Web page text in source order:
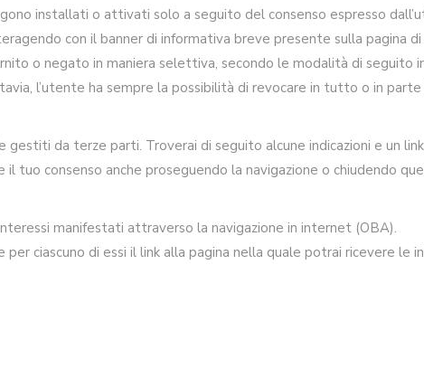
installati o attivati solo a seguito del consenso espresso
con il banner di informativa breve presente sulla pagina
o negato in maniera selettiva, secondo le modalità di seguito
l’utente ha sempre la possibilità di revocare in tutto o in parte
da terze parti. Troverai di seguito alcune indicazioni e un
tuo consenso anche proseguendo la navigazione o chiudendo
manifestati attraverso la navigazione in internet (OBA).
ciascuno di essi il link alla pagina nella quale potrai ricevere le